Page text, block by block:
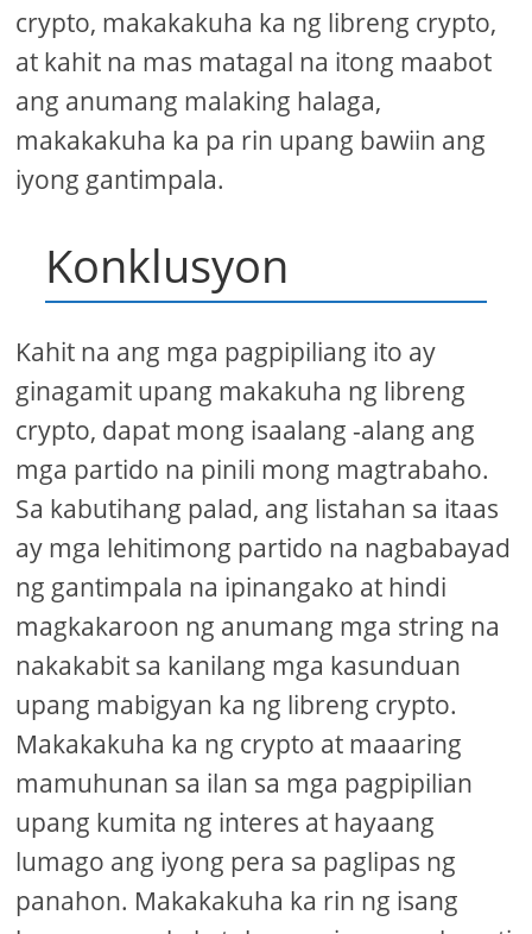
crypto, makakakuha ka ng libreng crypto,
at kahit na mas matagal na itong maabot
ang anumang malaking halaga,
makakakuha ka pa rin upang bawiin ang
iyong gantimpala.
Konklusyon
Kahit na ang mga pagpipiliang ito ay
ginagamit upang makakuha ng libreng
crypto, dapat mong isaalang -alang ang
mga partido na pinili mong magtrabaho.
Sa kabutihang palad, ang listahan sa itaas
ay mga lehitimong partido na nagbabayad
ng gantimpala na ipinangako at hindi
magkakaroon ng anumang mga string na
nakakabit sa kanilang mga kasunduan
upang mabigyan ka ng libreng crypto.
Makakakuha ka ng crypto at maaaring
mamuhunan sa ilan sa mga pagpipilian
upang kumita ng interes at hayaang
lumago ang iyong pera sa paglipas ng
panahon. Makakakuha ka rin ng isang